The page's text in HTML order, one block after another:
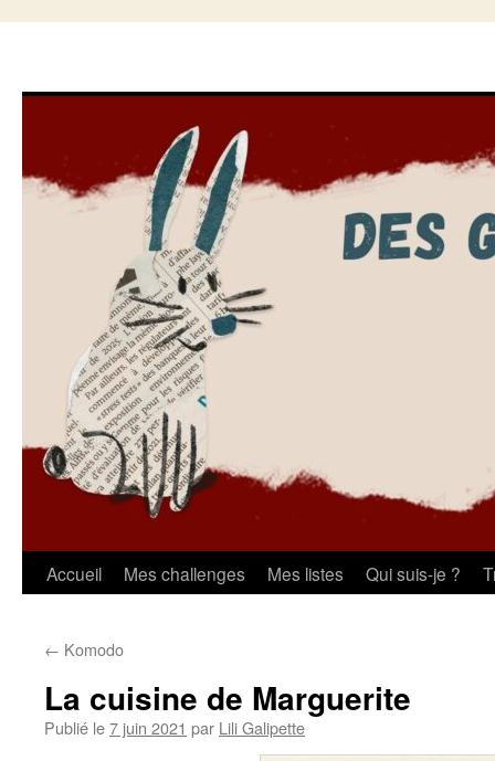
Aller
contenu
Accueil Mes challenges Mes listes Qui suis-je ?
← Komodo
La cuisine de Marguerite
Publié le7 juin 2021 par Lili Galipette